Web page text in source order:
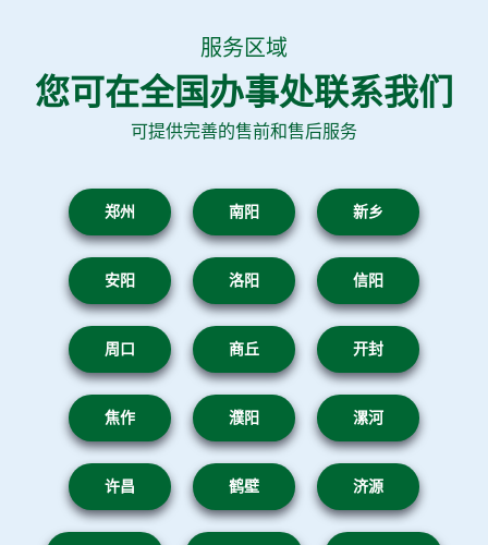
服务区域
您可在全国办事处联系我们
可提供完善的售前和售后服务
郑州 南阳 新乡
安阳 洛阳 信阳
周口 商丘 开封
焦作 濮阳 漯河
许昌 鹤壁 济源